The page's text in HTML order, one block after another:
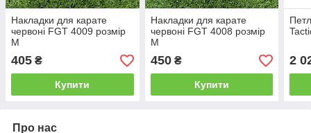
Накладки для карате
червоні FGT 4009 розмір
M
405 ₴
Купити
Накладки для карате
червоні FGT 4008 розмір
M
450₴
Купити
2
Про нас